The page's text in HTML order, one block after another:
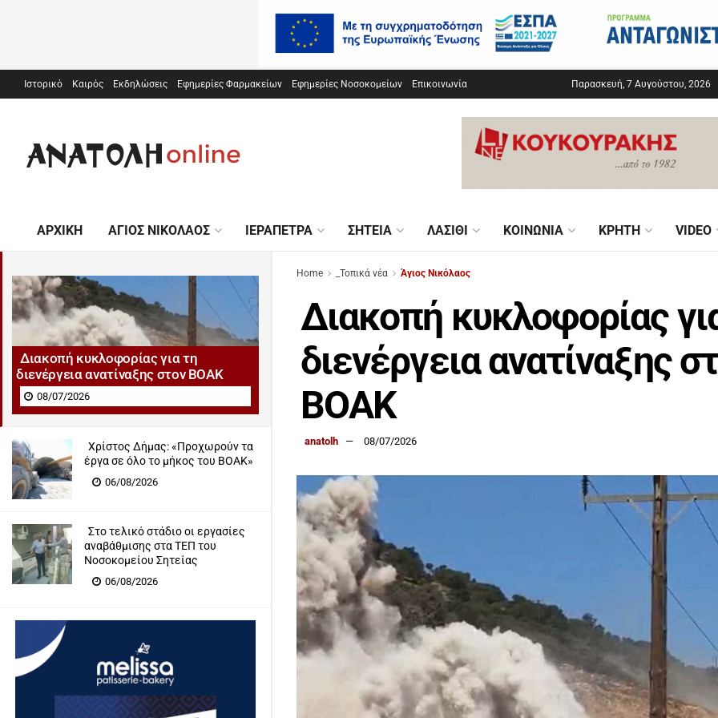
Διακοπή κυκλοφορίας για τη
διενέργεια ανατίναξης στον ΒΟΑΚ
08/07/2026
Χρίστος Δήμας: «Προχωρούν τα
έργα σε όλο το μήκος του ΒΟΑΚ»
06/08/2026
Στο τελικό στάδιο οι εργασίες
αναβάθμισης στα ΤΕΠ του
Νοσοκομείου Σητείας
06/08/2026
Ιστορικό Καιρός Εκδηλώσεις Εφημερίες Φαρμακείων Εφημερίες Νοσοκομείων Επικοινωνία Παρασκευή, 7 Αυγούστου, 2026
ΑΡΧΙΚΉ ΆΓΙΟΣ ΝΙΚΌΛΑΟΣ ΙΕΡΆΠΕΤΡΑ ΣΗΤΕΊΑ ΛΑΣΊΘΙ ΚΟΙΝΩΝΊΑ ΚΡΉΤΗ VIDEO
Home _Τοπικά νέα Άγιος Νικόλαος
Διακοπή κυκλοφορίας
διενέργεια ανατίναξης
ΒΟΑΚ
anatolh 08/07/2026